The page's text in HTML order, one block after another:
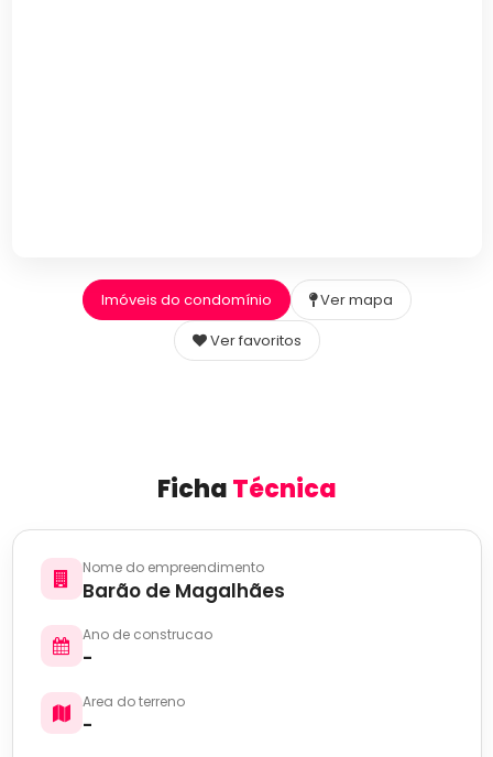
Imóveis do condomínio
Ver mapa
Ver favoritos
FichaTécnica
Nome do empreendimento
Barão de Magalhães
Ano de construcao
-
Area do terreno
-